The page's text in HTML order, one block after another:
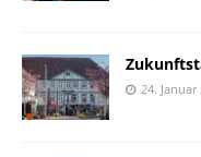
24. Januar